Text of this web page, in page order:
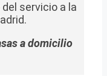
servicio a la
a domicilio